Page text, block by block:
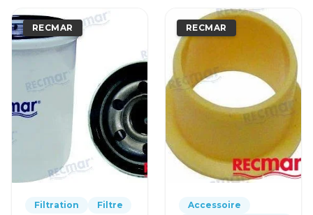
RECMAR
Filtration Filtre
RECMAR
Accessoire